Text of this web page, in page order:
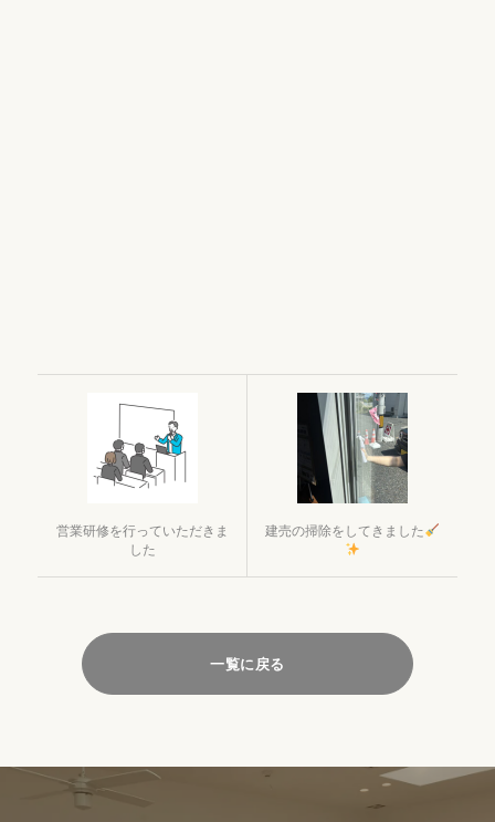
営業研修を行っていただきま
した
建売の掃除をしてきました
一覧に戻る